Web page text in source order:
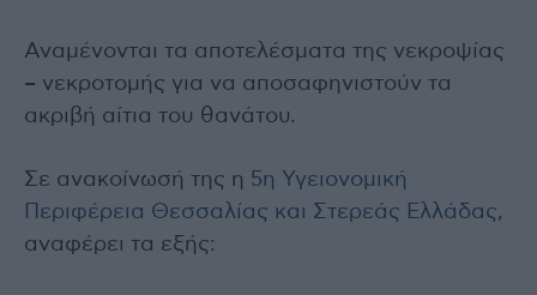
Αναμένονται τα αποτελέσματα της νεκροψίας
– νεκροτομής για να αποσαφηνιστούν τα
ακριβή αίτια του θανάτου.
Σε ανακοίνωσή της η 5η Υγειονομική
Περιφέρεια Θεσσαλίας και Στερεάς Ελλάδας,
αναφέρει τα εξής: